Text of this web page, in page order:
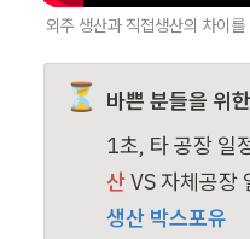
외주 생산과 직접생산의 차이
⏳
바쁜 분들을 위
1초, 타 공장 일
산VS 자체공장